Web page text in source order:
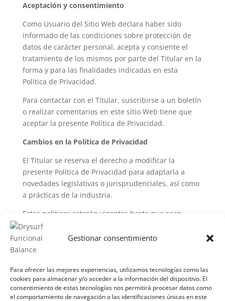
Gestionar consentimiento
Para ofrecer las mejores experiencias, utilizamos tecnologías como las
cookies para almacenar y/o acceder a la información del dispositivo. El
consentimiento de estas tecnologías nos permitirá procesar datos como
el comportamiento de navegación o las identificaciones únicas en este
Aceptación y consentimiento
Como Usuario del Sitio Web declara haber sido
informado de las condiciones sobre protección de
datos de carácter personal, acepta y consiente el
tratamiento de los mismos por parte del Titular en la
forma y para las finalidades indicadas en esta
Política de Privacidad.
Para contactar con el Titular, suscribirse a un boletín
o realizar comentarios en este sitio Web tiene que
aceptar la presente Política de Privacidad.
Cambios en la Política de Privacidad
El Titular se reserva el derecho a modificar la
presente Política de Privacidad para adaptarla a
novedades legislativas o jurisprudenciales, así como
a prácticas de la industria.
Estas políticas estarán vigentes hasta que sean
modificadas por otras debidamente publicadas.
Recent Posts